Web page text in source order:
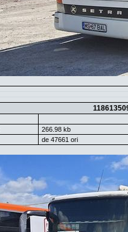
266.98 kb
de 47661 ori